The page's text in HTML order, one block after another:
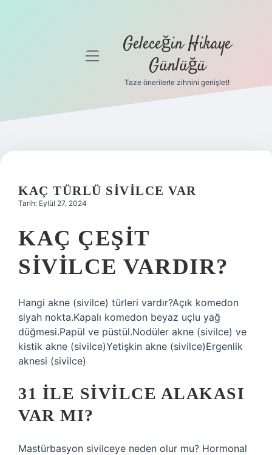
Gizlilik
Hakkımızda
menüyü Geleceğin Hikaye
Günlüğü
Taze önerilerle zihnini genişlet!
KAÇ TÜRLÜ SIVILCE VAR
Tarih: Eylül 27, 2024
KAÇ ÇEŞIT
SIVILCE VARDIR?
Hangi akne (sivilce) türleri vardır?Açık komedon
siyah nokta.Kapalı komedon beyaz uçlu yağ
düğmesi.Papül ve püstül.Nodüler akne (sivilce) ve
kistik akne (sivilce)Yetişkin akne (sivilce)Ergenlik
aknesi (sivilce)
31 ILE SIVILCE ALAKASI
VAR MI?
Mastürbasyon sivilceye neden olur mu? Hormonal